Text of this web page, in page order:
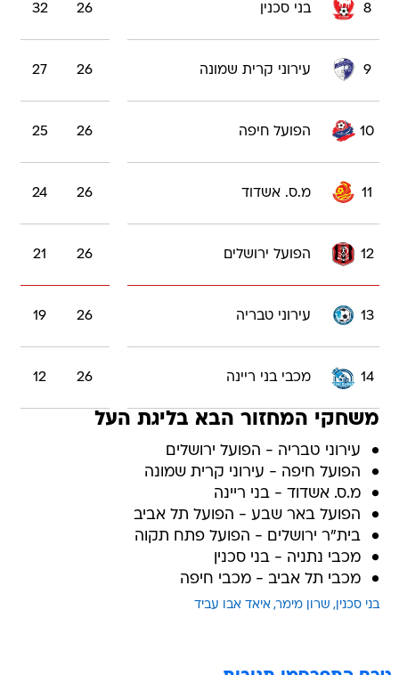
8 בני סכנין 26
32
9 עירוני קרית שמונה 26
27
10 הפועל חיפה 26
25
11 מ.ס. אשדוד 26
24
12 הפועל ירושלים 26
21
13 עירוני טבריה 26
19
14 מכבי בני ריינה 26
12
משחקי המחזור הבא בליגת העל
עירוני טבריה - הפועל ירושלים
הפועל חיפה - עירוני קרית שמונה
מ.ס. אשדוד - בני ריינה
הפועל באר שבע - הפועל תל אביב
בית"ר ירושלים - הפועל פתח תקוה
מכבי נתניה - בני סכנין
מכבי תל אביב - מכבי חיפה
בני סכנין שרון מימר איאד אבו עביד